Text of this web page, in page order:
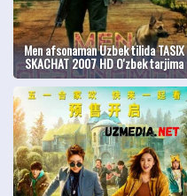
Men afsonaman Uzbek tilida TASIX
SKACHAT 2007 HD O'zbek tarjima